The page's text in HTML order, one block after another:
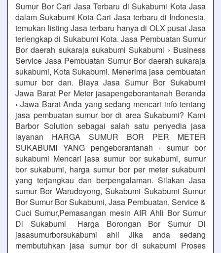
Sumur Bor Cari Jasa Terbaru di Sukabumi Kota Jasa
dalam Sukabumi Kota Cari Jasa terbaru di Indonesia,
temukan listing Jasa terbaru hanya di OLX pusat Jasa
terlengkap di Sukabumi Kota. Jasa Pembuatan Sumur
Bor daerah sukaraja sukabumi Sukabumi › Business
Service Jasa Pembuatan Sumur Bor daerah sukaraja
sukabumi, Kota Sukabumi. Menerima jasa pembuatan
sumur bor dan. Biaya Jasa Sumur Bor Sukabumi
Jawa Barat Per Meter jasapengeborantanah Beranda
› Jawa Barat Anda yang sedang mencari info tentang
jasa pembuatan sumur bor di area Sukabumi? Kami
Barbor Solution sebagai salah satu penyedia jasa
layanan HARGA SUMUR BOR PER METER
SUKABUMI YANG pengeborantanah › sumur bor
sukabumi Mencari jasa sumur bor sukabumi, sumur
bor sukabumi, harga sumur bor per meter sukabumi
yang terjangkau dan berpengalaman. Silakan Jasa
sumur Bor Warudoyong, Sukabumi Sukabumi Sumur
Bor Sumur Bor Sukabumi, Jasa Pembuatan, Service &
Cuci Sumur,Pemasangan mesin AIR Ahli Bor Sumur
Di Sukabumi_ Harga Borongan Bor Sumur Di
jasasumurborsukabumi ahli Jika anda sedang
membutuhkan jasa sumur bor di sukabumi Proses